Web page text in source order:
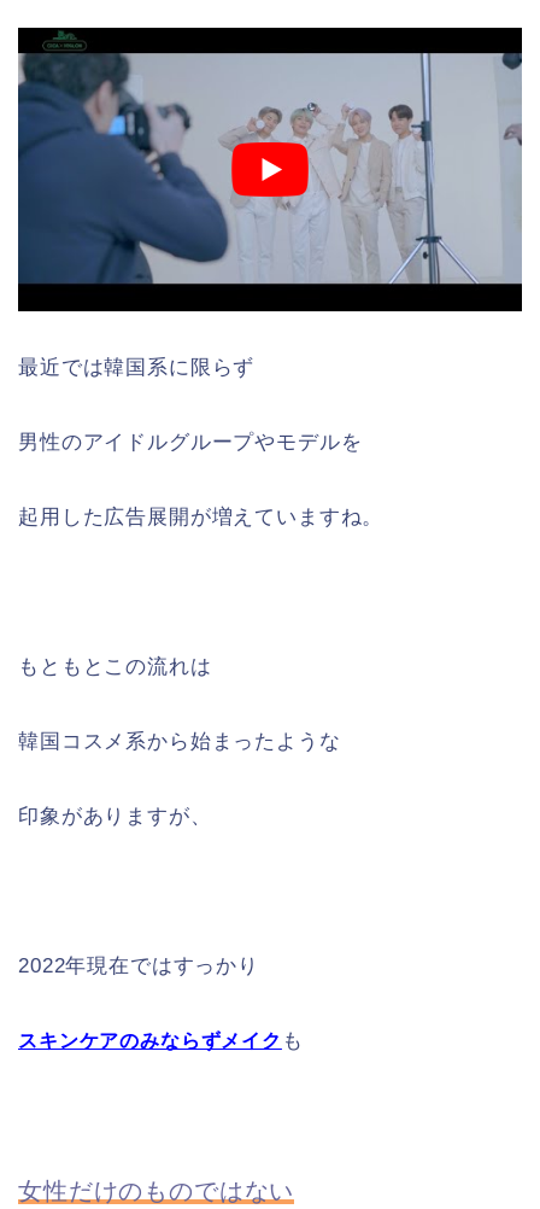
最近では韓国系に限らず
男性のアイドルグループやモデルを
起用した広告展開が増えていますね。
もともとこの流れは
韓国コスメ系から始まったような
印象がありますが、
2022年現在ではすっかり
スキンケアのみならずメイク も
女性だけのものではない